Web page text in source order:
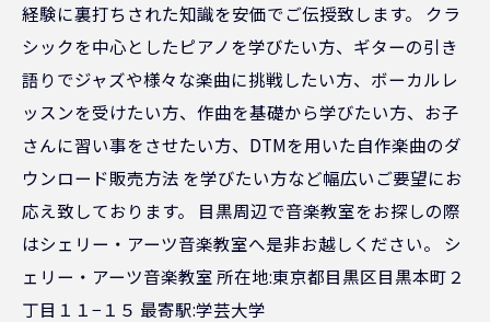
経験に裏打ちされた知識を安価でご伝授致します。 クラ
シックを中心としたピアノを学びたい方、ギターの引き
語りでジャズや様々な楽曲に挑戦したい方、ボーカルレ
ッスンを受けたい方、作曲を基礎から学びたい方、お子
さんに習い事をさせたい方、DTMを用いた自作楽曲のダ
ウンロード販売方法 を学びたい方など幅広いご要望にお
応え致しております。 目黒周辺で音楽教室をお探しの際
はシェリー・アーツ音楽教室へ是非お越しください。 シ
ェリー・アーツ音楽教室 所在地:東京都目黒区目黒本町２
丁目１１−１５ 最寄駅:学芸大学